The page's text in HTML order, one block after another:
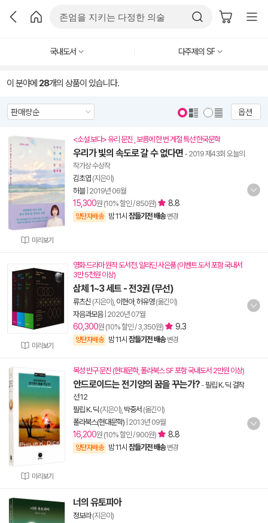
국내도서 다주제의 SF
이 분야에 28개의 상품이 있습니다.
옵션
미리보기
<소설 보다> 유리 문진 , 보름에 한 번 계절 특선 한국문학
우리가 빛의 속도로 갈 수 없다면 - 2019 제43회 오늘의
작가상 수상작
김초엽 (지은이)
허블| 2019년 06월
15,300원 (10% 할인 / 850원) 8.8
양탄자배송 밤 11시 잠들기전 배송 변경
미리보기
영화·드라마 원작 도서전. 알라딘 사은품 (이벤트 도서 포함 국내서
3만 5천원 이상)
삼체 1~3 세트 - 전3권 (무선)
류츠신 (지은이), 이현아,허유영(옮긴이)
자음과모음| 2020년 07월
60,300원 (10% 할인 / 3,350원) 9.3
양탄자배송 밤 11시 잠들기전 배송 변경
미리보기
목성 반구 문진 (현대문학, 폴라북스 SF 포함 국내도서 2만원 이상)
안드로이드는 전기양의 꿈을 꾸는가? -필립 K. 딕 걸작
선 12
필립 K. 딕 (지은이), 박중서 (옮긴이)
폴라북스(현대문학) 2013년 09월
16,200원 (10% 할인 / 900원) 8.8
양탄자배송 밤 11시 잠들기전 배송 변경
너의 유토피아
정보라(지은이)